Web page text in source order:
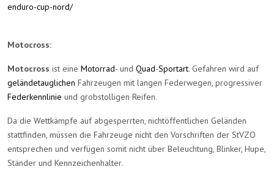
enduro-cup-nord/
Motocross:
Motocross ist eine Motorrad- und Quad-Sportart. Gefahren wird auf
geländetauglichen Fahrzeugen mit langen Federwegen, progressiver
Federkennlinie und grobstolligen Reifen.
Da die Wettkämpfe auf abgesperrten, nichtöffentlichen Geländen
stattfinden, müssen die Fahrzeuge nicht den Vorschriften der StVZO
entsprechen und verfügen somit nicht über Beleuchtung, Blinker, Hupe,
Ständer und Kennzeichenhalter.